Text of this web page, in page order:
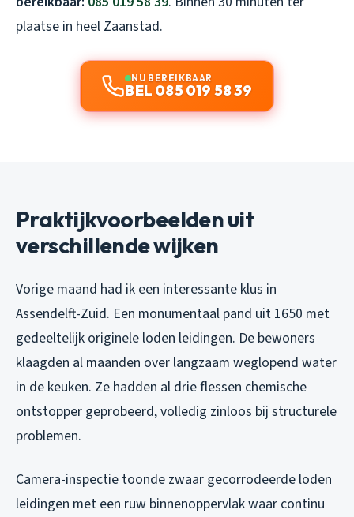
plaatse in heel Zaanstad.
NU BEREIKBAAR
BEL 085 019 58 39
Praktijkvoorbeelden uit
verschillende wijken
Vorige maand had ik een interessante klus in
Assendelft-Zuid. Een monumentaal pand uit 1650 met
gedeeltelijk originele loden leidingen. De bewoners
klaagden al maanden over langzaam weglopend water
in de keuken. Ze hadden al drie flessen chemische
ontstopper geprobeerd, volledig zinloos bij structurele
problemen.
Camera-inspectie toonde zwaar gecorrodeerde loden
leidingen met een ruw binnenoppervlak waar continu